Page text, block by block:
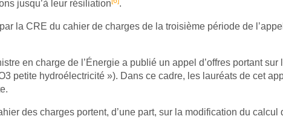
jusqu’à leur résiliation
.
la CRE du cahier de charges de la troisième période de
en charge de l’Énergie a publié un appel d’offres portant sur
petite hydroélectricité »). Dans ce cadre, les lauréats de cet
des charges portent, d’une part, sur la modification du